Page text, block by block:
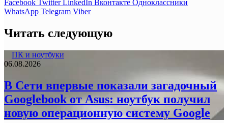
Facebook Twitter LinkedIn Вконтакте Одноклассники
WhatsApp Telegram Viber
Читать следующую
ПК и ноутбуки
06.08.2026
В Сети впервые показали загадочный
Googlebook от Asus: ноутбук получил
новую операционную систему Google